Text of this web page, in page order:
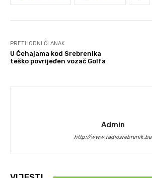
PRETHODNI ČLANAK
U Ćehajama kod Srebrenika
teško povrijeđen vozač Golfa
Admin
http://www.radiosrebrenik.ba